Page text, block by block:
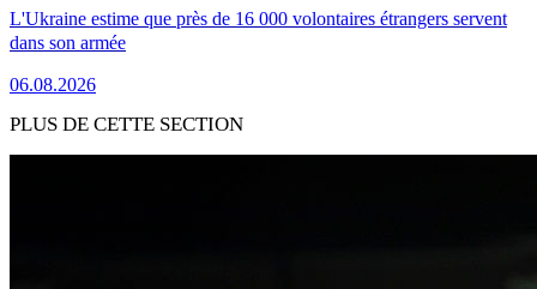
L'Ukraine estime que près de 16 000 volontaires étrangers servent
dans son armée
06.08.2026
PLUS DE CETTE SECTION